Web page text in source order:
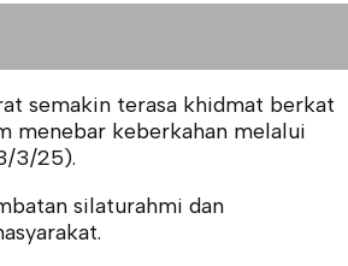
semakin terasa khidmat berkat
menebar keberkahan melalui
3/25).
silaturahmi dan